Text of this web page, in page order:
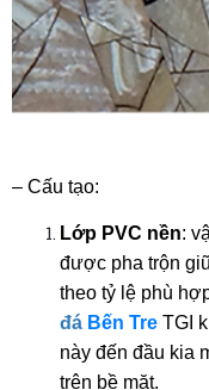
– Cấu tạo:
Lớp PVC nền:
được pha trộn
theo tỷ lệ phù
đá Bến Tre TGI
này đến đầu kia
trên bề mặt.